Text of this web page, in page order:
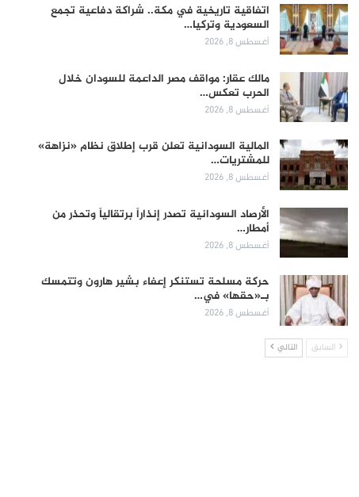
اتفاقية تاريخية في مكة.. شراكة دفاعية تجمع
السعودية وتركيا…
أغسطس 8, 2026
مالك عقار: مواقف مصر الداعمة للسودان خلال
الحرب تعكس…
أغسطس 8, 2026
المالية السودانية تعلن قرب إطلاق نظام «نزاهة»
للمشتريات…
أغسطس 8, 2026
الأرصاد السودانية تصدر إنذاراً برتقالياً وتحذر من
أمطار…
أغسطس 8, 2026
حركة مسلحة تستنكر إعفاء بشير هارون وتتمسك
بـ«حقها» في…
أغسطس 8, 2026
السابق التالي